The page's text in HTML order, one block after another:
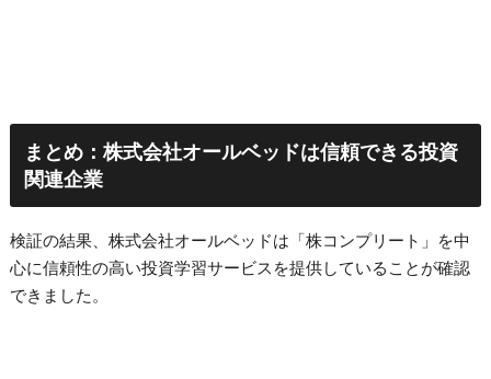
まとめ：株式会社オールベッドは信頼できる投資
関連企業
検証の結果、株式会社オールベッドは「株コンプリート」を中
心に信頼性の高い投資学習サービスを提供していることが確認
できました。